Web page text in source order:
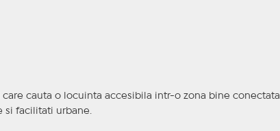
cauta o locuinta accesibila intr-o zona bine
si facilitati urbane.